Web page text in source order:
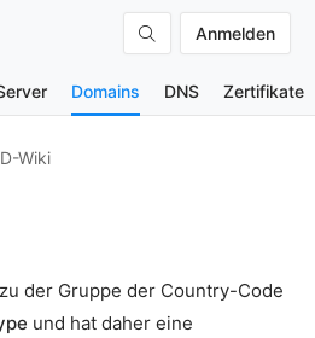
Anmelden
Domains DNS Zertifikate
Wiki
der Gruppe der Country-Code
und hat daher eine